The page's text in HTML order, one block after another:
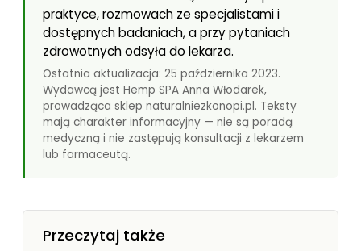
praktyce, rozmowach ze specjalistami i
dostępnych badaniach, a przy pytaniach
zdrowotnych odsyła do lekarza.
Ostatnia aktualizacja: 25 października 2023.
Wydawcą jest Hemp SPA Anna Włodarek,
prowadząca sklep naturalniezkonopi.pl. Teksty
mają charakter informacyjny — nie są poradą
medyczną i nie zastępują konsultacji z lekarzem
lub farmaceutą.
Przeczytaj także